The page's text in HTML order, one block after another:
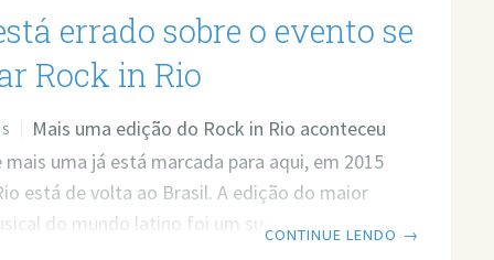
“Eu sei dançar tudo”. E o pior é que
diz isso, ela
errado sobre o evento se
Rock in Rio
Mais uma edição do Rock in Rio aconteceu
mais uma já está marcada para aqui, em 2015
está de volta ao Brasil. A edição do maior
do mundo latino foi um sucesso, mas,
CONTINUE LENDO →